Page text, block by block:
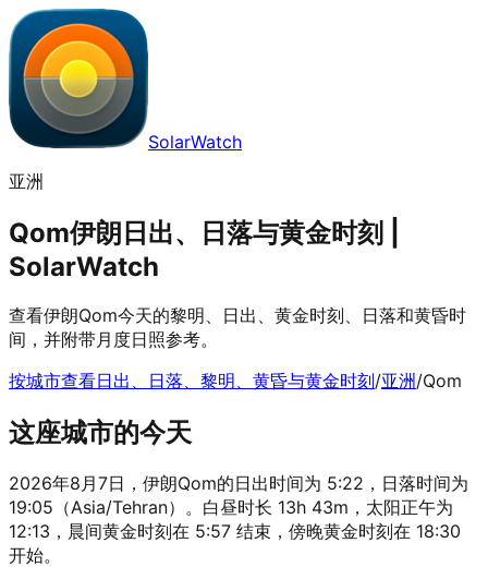
SolarWatch
亚洲
Qom伊朗日出、日落与黄金时刻 |
SolarWatch
查看伊朗Qom今天的黎明、日出、黄金时刻、日落和黄昏时
间，并附带月度日照参考。
按城市查看日出、日落、黎明、黄昏与黄金时刻/亚洲/Qom
这座城市的今天
2026年8月7日，伊朗Qom的日出时间为 5:22，日落时间为
19:05（Asia/Tehran）。白昼时长 13h 43m，太阳正午为
12:13，晨间黄金时刻在 5:57 结束，傍晚黄金时刻在 18:30
开始。